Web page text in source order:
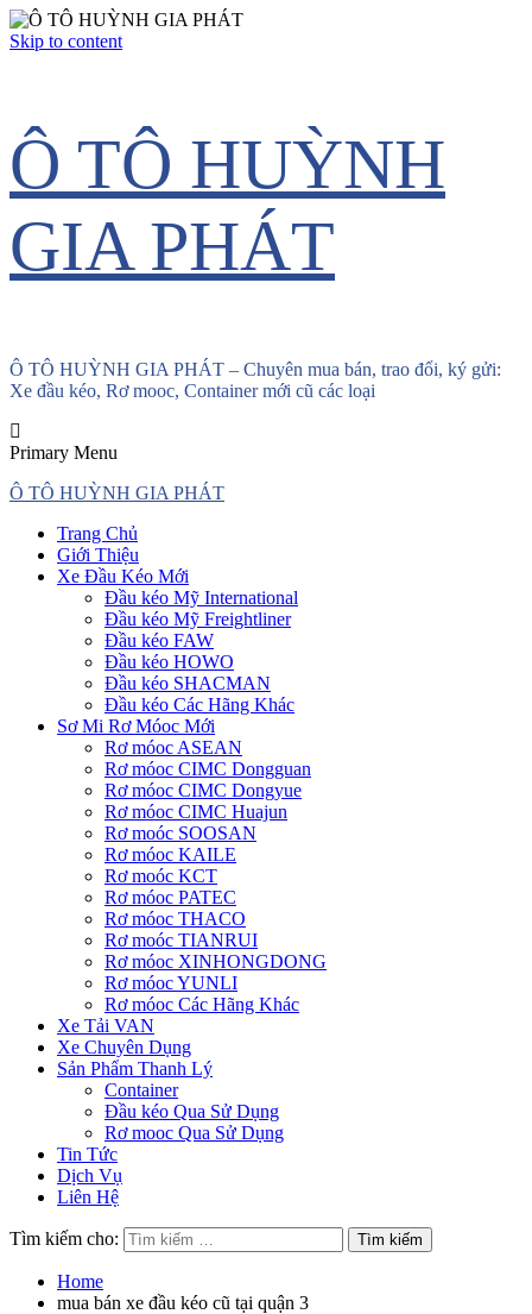
Skip to content
Ô TÔ HUỲNH
GIA PHÁT
Ô TÔ HUỲNH GIA PHÁT – Chuyên mua bán, trao đổi, ký gửi:
Xe đầu kéo, Rơ mooc, Container mới cũ các loại
Primary Menu
Ô TÔ HUỲNH GIA PHÁT
Trang Chủ
Giới Thiệu
Xe Đầu Kéo Mới
Đầu kéo Mỹ International
Đầu kéo Mỹ Freightliner
Đầu kéo FAW
Đầu kéo HOWO
Đầu kéo SHACMAN
Đầu kéo Các Hãng Khác
Sơ Mi Rơ Móoc Mới
Rơ móoc ASEAN
Rơ móoc CIMC Dongguan
Rơ móoc CIMC Dongyue
Rơ móoc CIMC Huajun
Rơ moóc SOOSAN
Rơ móoc KAILE
Rơ moóc KCT
Rơ móoc PATEC
Rơ móoc THACO
Rơ moóc TIANRUI
Rơ móoc XINHONGDONG
Rơ móoc YUNLI
Rơ móoc Các Hãng Khác
Xe Tải VAN
Xe Chuyên Dụng
Sản Phẩm Thanh Lý
Container
Đầu kéo Qua Sử Dụng
Rơ mooc Qua Sử Dụng
Tin Tức
Dịch Vụ
Liên Hệ
Tìm kiếm cho:
Home
mua bán xe đầu kéo cũ tại quận 3